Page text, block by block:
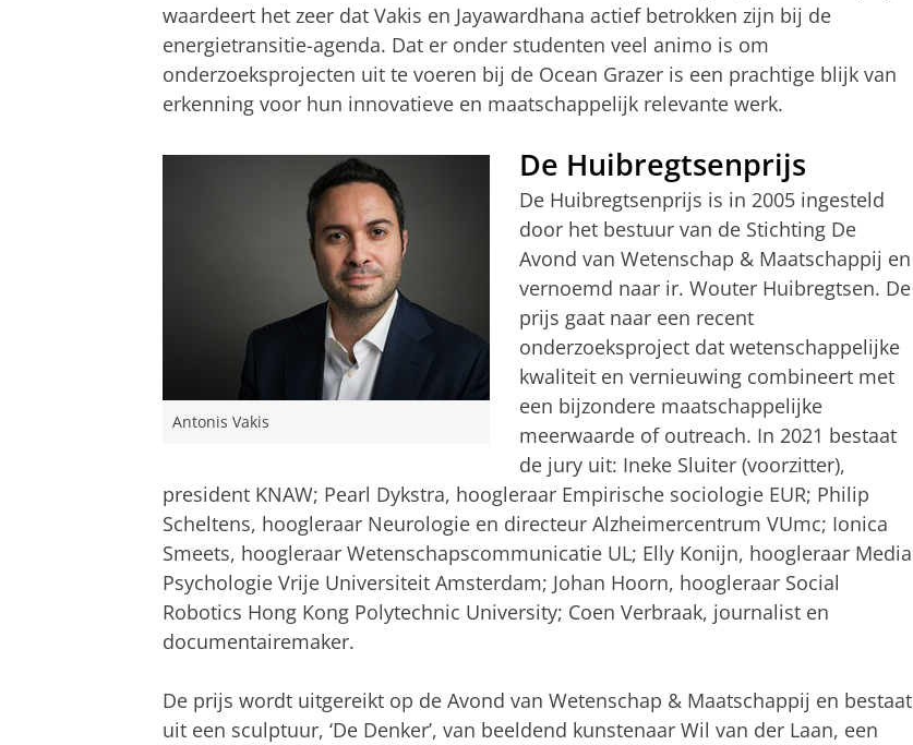
waardeert het zeer dat Vakis en Jayawardhana actief betrokken zijn bij de
energietransitie-agenda. Dat er onder studenten veel animo is om
onderzoeksprojecten uit te voeren bij de Ocean Grazer is een prachtige blijk van
erkenning voor hun innovatieve en maatschappelijk relevante werk.
Antonis Vakis
De Huibregtsenprijs
De Huibregtsenprijs is in 2005 ingesteld
door het bestuur van de Stichting De
Avond van Wetenschap & Maatschappij en
vernoemd naar ir. Wouter Huibregtsen. De
prijs gaat naar een recent
onderzoeksproject dat wetenschappelijke
kwaliteit en vernieuwing combineert met
een bijzondere maatschappelijke
meerwaarde of outreach. In 2021 bestaat
de jury uit: Ineke Sluiter (voorzitter),
president KNAW; Pearl Dykstra, hoogleraar Empirische sociologie EUR; Philip
Scheltens, hoogleraar Neurologie en directeur Alzheimercentrum VUmc; Ionica
Smeets, hoogleraar Wetenschapscommunicatie UL; Elly Konijn, hoogleraar Media
Psychologie Vrije Universiteit Amsterdam; Johan Hoorn, hoogleraar Social
Robotics Hong Kong Polytechnic University; Coen Verbraak, journalist en
documentairemaker.
De prijs wordt uitgereikt op de Avond van Wetenschap & Maatschappij en bestaat
uit een sculptuur, ‘De Denker’, van beeldend kunstenaar Wil van der Laan, een